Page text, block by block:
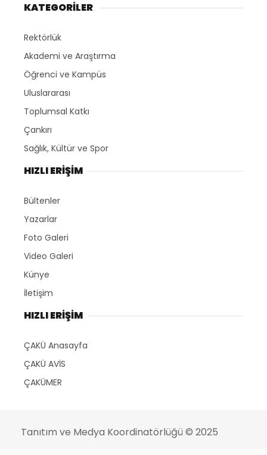
KATEGORİLER
Rektörlük
Akademi ve Araştırma
Öğrenci ve Kampüs
Uluslararası
Toplumsal Katkı
Çankırı
Sağlık, Kültür ve Spor
HIZLI ERİŞİM
Bültenler
Yazarlar
Foto Galeri
Video Galeri
Künye
İletişim
HIZLI ERİŞİM
ÇAKÜ Anasayfa
ÇAKÜ AVİS
ÇAKÜMER
Tanıtım ve Medya Koordinatörlüğü © 2025